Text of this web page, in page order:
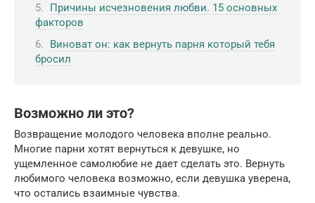
Причины исчезновения любви. 15 основных
факторов
Виноват он: как вернуть парня который тебя
бросил
Возможно ли это?
Возвращение молодого человека вполне реально.
Многие парни хотят вернуться к девушке, но
ущемленное самолюбие не дает сделать это. Вернуть
любимого человека возможно, если девушка уверена,
что остались взаимные чувства.